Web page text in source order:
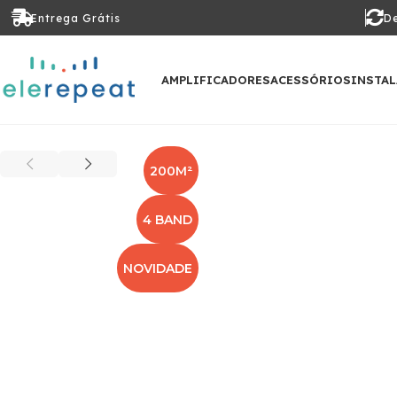
AMPLIFICADORESACESSÓRIOS
200M²
4 BAND
NOVIDADE
Entrega Grátis